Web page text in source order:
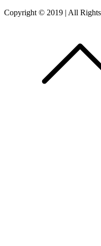
Copyright © 2019 | All